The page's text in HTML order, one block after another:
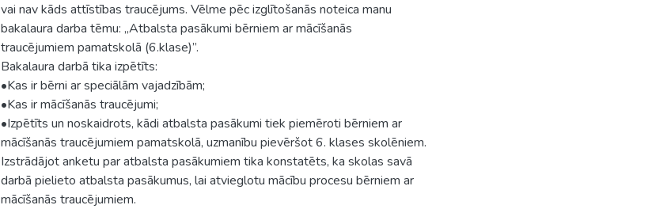
vai nav kāds attīstības traucējums. Vēlme pēc izglītošanās noteica manu
bakalaura darba tēmu: „Atbalsta pasākumi bērniem ar mācīšanās
traucējumiem pamatskolā (6.klase)”.
Bakalaura darbā tika izpētīts:
•Kas ir bērni ar speciālām vajadzībām;
•Kas ir mācīšanās traucējumi;
•Izpētīts un noskaidrots, kādi atbalsta pasākumi tiek piemēroti bērniem ar
mācīšanās traucējumiem pamatskolā, uzmanību pievēršot 6. klases skolēniem.
Izstrādājot anketu par atbalsta pasākumiem tika konstatēts, ka skolas savā
darbā pielieto atbalsta pasākumus, lai atvieglotu mācību procesu bērniem ar
mācīšanās traucējumiem.